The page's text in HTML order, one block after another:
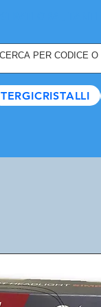
TERGICRISTALLI